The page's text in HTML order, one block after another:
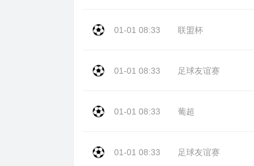
01-01 08:33 联盟杯
01-01 08:33 足球友谊赛
01-01 08:33 葡超
01-01 08:33 足球友谊赛